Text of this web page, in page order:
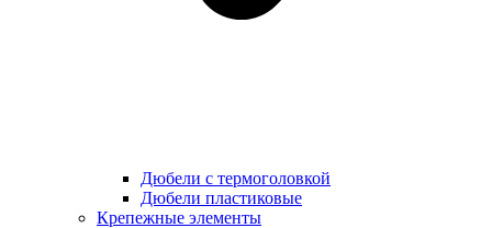
Дюбели с термоголовкой
Дюбели пластиковые
Крепежные элементы